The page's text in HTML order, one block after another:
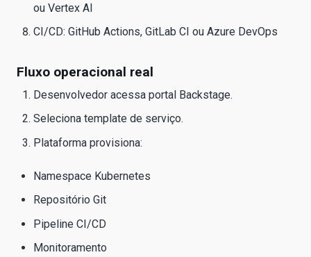
ou Vertex AI
CI/CD: GitHub Actions, GitLab CI ou Azure DevOps
Fluxo operacional real
Desenvolvedor acessa portal Backstage.
Seleciona template de serviço.
Plataforma provisiona:
Namespace Kubernetes
Repositório Git
Pipeline CI/CD
Monitoramento